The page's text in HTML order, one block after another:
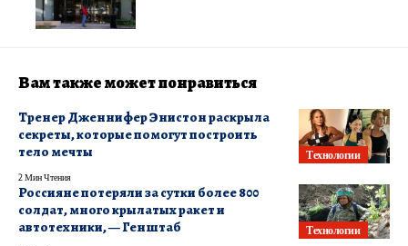
Вам также может понравиться
Технологии
Тренер Дженнифер Энистон раскрыла
секреты, которые помогут построить
тело мечты
2 Мин Чтения
Технологии
Россияне потеряли за сутки более 800
солдат, много крылатых ракет и
автотехники, — Генштаб